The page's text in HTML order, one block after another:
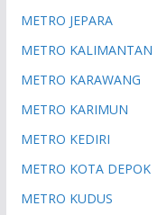
METRO JEPARA
METRO KALIMANTAN
METRO KARAWANG
METRO KARIMUN
METRO KEDIRI
METRO KOTA DEPOK
METRO KUDUS